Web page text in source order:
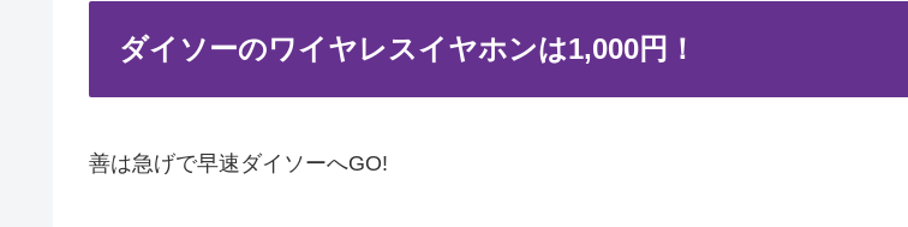
ダイソーのワイヤレスイヤホンは1,000円！
善は急げで早速ダイソーへGO!